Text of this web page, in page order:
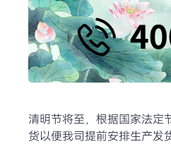
清明节将至，根据国家法定
货以便我司提前安排生产发